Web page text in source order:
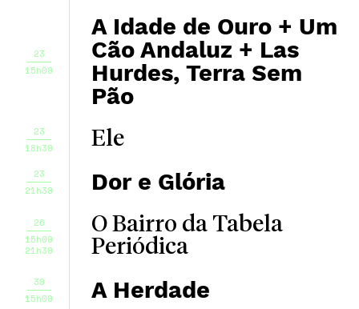
23
15h00
A Idade de Ouro + Um
Cão Andaluz + Las
Hurdes, Terra Sem
Pão
23
18h30
Ele
23
21h30
Dor e Glória
26
15h00
21h30
O Bairro da Tabela
Periódica
30
15h00
A Herdade